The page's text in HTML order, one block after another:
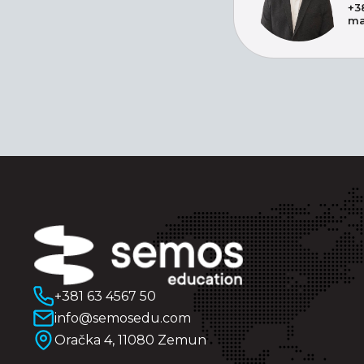
+381 63 4567 50
info@semosedu.com
Oračka 4, 11080 Zemun